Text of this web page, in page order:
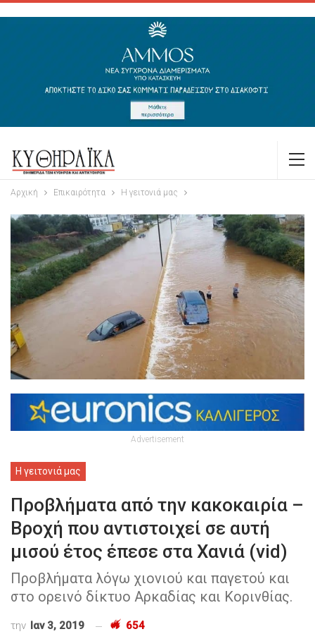
Αρχική Επικαιρότητα Η γειτονιά μας
Advertisement
Η γειτονιά μας
Προβλήματα από την κακοκαιρία –
Βροχή που αντιστοιχεί σε αυτή
μισού έτος έπεσε στα Χανιά (vid)
Προβλήματα λόγω χιονιού και παγετού και
στο ορεινό δίκτυο Αρκαδίας και Κορινθίας.
την Ιαν 3, 2019 654